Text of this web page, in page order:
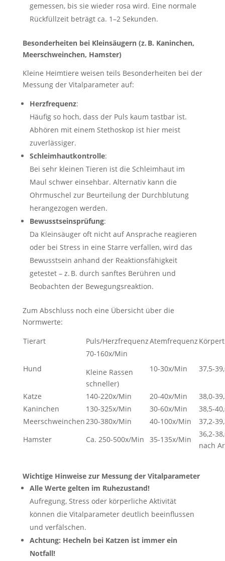
gemessen, bis sie wieder rosa wird. Eine normale
Rückfüllzeit beträgt ca. 1–2 Sekunden.
Besonderheiten bei Kleinsäugern (z. B. Kaninchen,
Meerschweinchen, Hamster)
Kleine Heimtiere weisen teils Besonderheiten bei der
Messung der Vitalparameter auf:
Herzfrequenz:
Häufig so hoch, dass der Puls kaum tastbar ist.
Abhören mit einem Stethoskop ist hier meist
zuverlässiger.
Schleimhautkontrolle:
Bei sehr kleinen Tieren ist die Schleimhaut im
Maul schwer einsehbar. Alternativ kann die
Ohrmuschel zur Beurteilung der Durchblutung
herangezogen werden.
Bewusstseinsprüfung:
Da Kleinsäuger oft nicht auf Ansprache reagieren
oder bei Stress in eine Starre verfallen, wird das
Bewusstsein anhand der Reaktionsfähigkeit
getestet – z. B. durch sanftes Berühren und
Beobachten der Bewegungsreaktion.
Zum Abschluss noch eine Übersicht über die
Normwerte:
Tierart
Puls/HerzfrequenzAtemfrequenz
Hund
70-160x/Min
Kleine Rassen
schneller)
10-30x/Min 37,5-
Katze 140-220x/Min 20-40x/Min
38,0-
Kaninchen
130-325x/Min 30-60x/Min
38,5-
Meerschweinchen230-380x/Min 40-100x/Min
37,2-
Hamster
Ca. 250-500x/Min 35-135x/Min
36,2-
nach
Wichtige Hinweise zur Messung der Vitalparameter
Alle Werte gelten im Ruhezustand!
Aufregung, Stress oder körperliche Aktivität
können die Vitalparameter deutlich beeinflussen
und verfälschen.
Achtung: Hecheln bei Katzen ist immer ein
Notfall!